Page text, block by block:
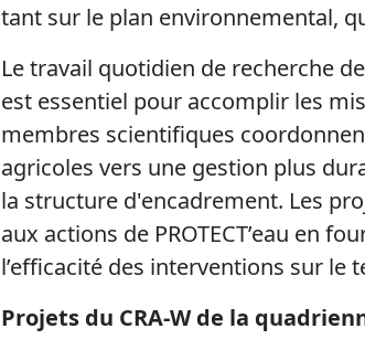
tant sur le plan environnemental,
Le travail quotidien de recherche
est essentiel pour accomplir les
membres scientifiques
agricoles vers une gestion plus
la structure d'encadrement. Les
aux actions de PROTECT’eau en
l’efficacité des interventions sur le
Projets du CRA-W de la